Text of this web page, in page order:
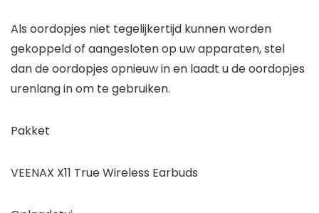
Als oordopjes niet tegelijkertijd kunnen worden
gekoppeld of aangesloten op uw apparaten, stel
dan de oordopjes opnieuw in en laadt u de oordopjes
urenlang in om te gebruiken.
Pakket
VEENAX X11 True Wireless Earbuds